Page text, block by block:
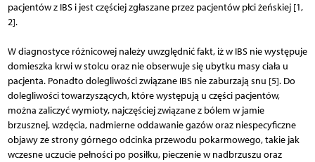
pacjentów z IBS i jest częściej zgłaszane przez pacjentów płci żeńskiej [1,
2].
W diagnostyce różnicowej należy uwzględnić fakt, iż w IBS nie występuje
domieszka krwi w stolcu oraz nie obserwuje się ubytku masy ciała u
pacjenta. Ponadto dolegliwości związane IBS nie zaburzają snu [5]. Do
dolegliwości towarzyszących, które występują u części pacjentów,
można zaliczyć wymioty, najczęściej związane z bólem w jamie
brzusznej, wzdęcia, nadmierne oddawanie gazów oraz niespecyficzne
objawy ze strony górnego odcinka przewodu pokarmowego, takie jak
wczesne uczucie pełności po posiłku, pieczenie w nadbrzuszu oraz